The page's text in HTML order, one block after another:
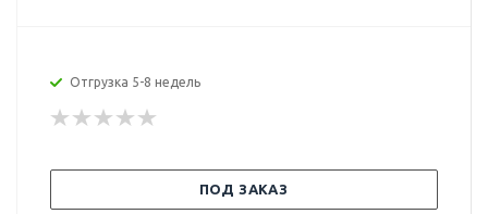
Отгрузка 5-8 недель
ПОД ЗАКАЗ